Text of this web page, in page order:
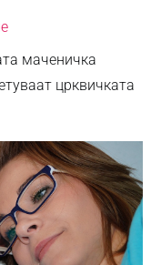
маченичка
црквичката